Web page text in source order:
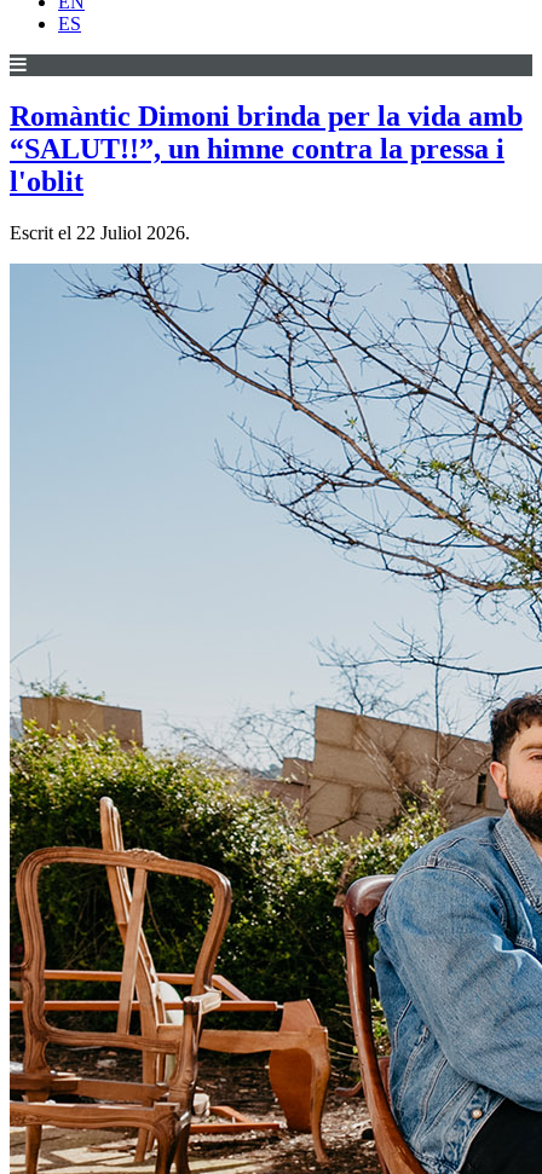
ES
Romàntic Dimoni brinda per la vida amb
“SALUT!!”, un himne contra la pressa i
l'oblit
Escrit el 22 Juliol 2026.